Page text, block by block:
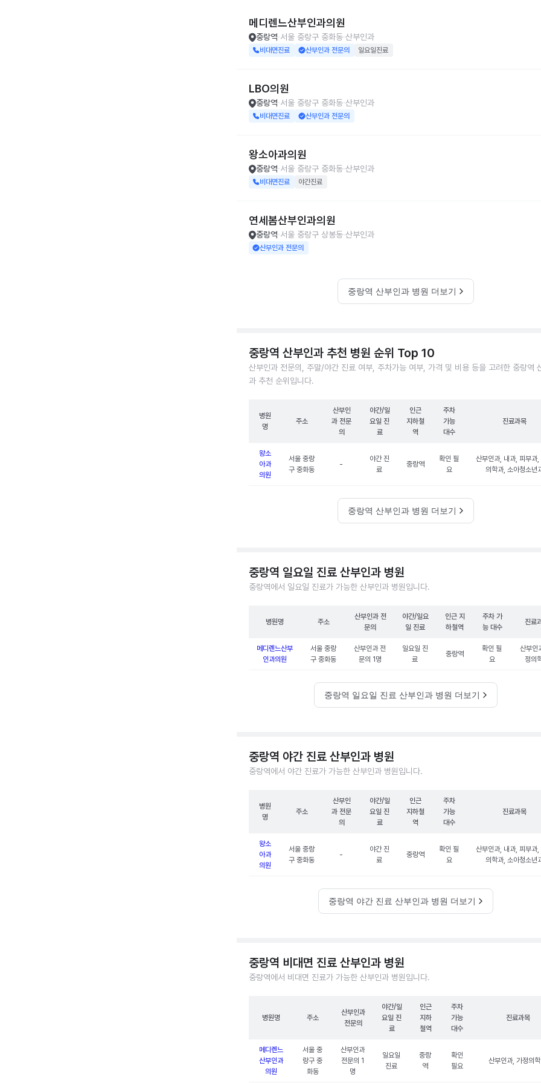
메디렌느산부인과의원
중랑역 서울 중랑구 중화동 산부인과
비대면진료 산부인과 전문의 일요일진료
LBO의원
중랑역 서울 중랑구 중화동 산부인과
비대면진료 산부인과 전문의
왕소아과의원
중랑역 서울 중랑구 중화동 산부인과
비대면진료 야간진료
연세봄산부인과의원
중랑역 서울 중랑구 상봉동 산부인과
산부인과 전문의
중랑역 산부인과 병원 더보기
중랑역 산부인과 추천 병원 순위 Top 10
산부인과 전문의, 주말/야간 진료 여부, 주차가능 여부, 가격 및 비용 등을 고려한 중랑역
과 추천 순위입니다.
병원
명
주소
산부인
과 전문
의
야간/일
요일 진
료
인근
지하철
역
주차
가능
대수
진료과목
왕소
아과
의원
서울 중랑
구 중화동
-
야간 진
료
중랑역
확인 필
요
산부인과, 내과, 피부과,
의학과, 소아청소년
중랑역 산부인과 병원 더보기
중랑역 일요일 진료 산부인과 병원
중랑역에서 일요일 진료가 가능한 산부인과 병원입니다.
병원명 주소
산부인과 전
문의
야간/일요
일 진료
인근 지
하철역
주차 가
능 대수
진료
메디렌느산부
인과의원
서울 중랑
구 중화동
산부인과 전
문의 1명
일요일 진
료
중랑역
확인 필
요
산부인
정의
중랑역 일요일 진료 산부인과 병원 더보기
중랑역 야간 진료 산부인과 병원
중랑역에서 야간 진료가 가능한 산부인과 병원입니다.
병원
명
주소
산부인
과 전문
의
야간/일
요일 진
료
인근
지하철
역
주차
가능
대수
진료과목
왕소
아과
의원
서울 중랑
구 중화동
-
야간 진
료
중랑역
확인 필
요
산부인과, 내과, 피부과,
의학과, 소아청소년
중랑역 야간 진료 산부인과 병원 더보기
중랑역 비대면 진료 산부인과 병원
중랑역에서 비대면 진료가 가능한 산부인과 병원입니다.
병원명 주소
산부인과
전문의
야간/일
요일 진
료
인근
지하
철역
주차
가능
대수
진료과목
메디렌느
산부인과
의원
서울 중
랑구 중
화동
산부인과
전문의 1
명
일요일
진료
중랑
역
확인
필요
산부인과, 가정의